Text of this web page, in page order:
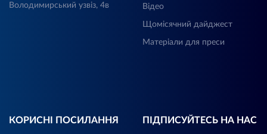
Володимирський узвіз, 4в
Відео
Щомісячний дайджест
Матеріали для преси
КОРИСНІ ПОСИЛАННЯ ПІДПИСУЙТЕСЬ НА НАС